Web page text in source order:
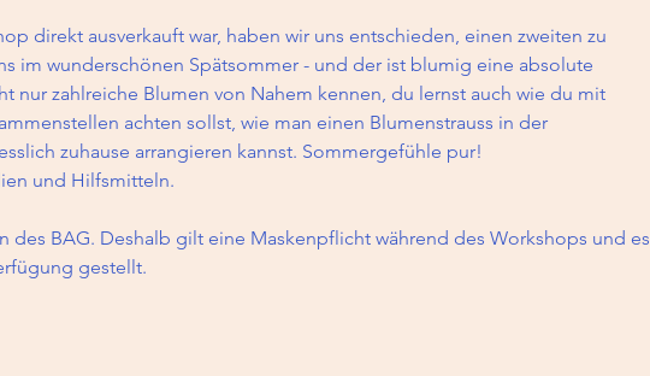
direkt ausverkauft war, haben wir uns entschieden, einen zweiten zu
im wunderschönen Spätsommer - und der ist blumig eine absolute
nur zahlreiche Blumen von Nahem kennen, du lernst auch wie du mit
achten sollst, wie man einen Blumenstrauss in der
zuhause arrangieren kannst. Sommergefühle pur!
und Hilfsmitteln.
des BAG. Deshalb gilt eine Maskenpflicht während des Workshops und es
gestellt.